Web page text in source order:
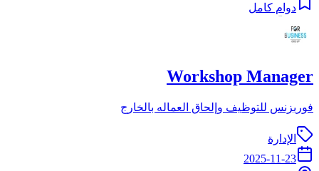
دوام كامل
Workshop Manager
فوربزنس للتوظيف وإلحاق العماله بالخارج
الإدارة
2025-11-23